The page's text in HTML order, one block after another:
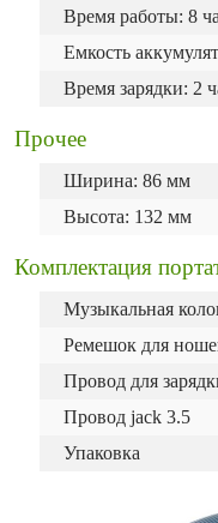
Время работы: 8
Емкость
Время зарядки: 2
Прочее
Ширина: 86 мм
Высота: 132 мм
Комплектация
Музыкальная
Ремешок для
Провод для
Провод jack 3.5
Упаковка